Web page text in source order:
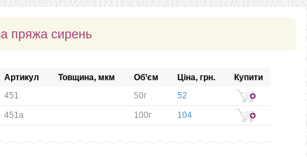
пряжа сирень
Артикул Товщина, мкм Об’єм Ціна, грн.
Купити
451
50г
52
451а
100г 104